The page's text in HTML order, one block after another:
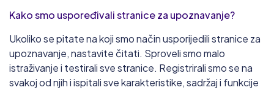
217 000 samci 30+idealno doba
BezObaveza.com
Kako smo uspoređivali stranice za upoznavanje?
Ukoliko se pitate na koji smo način usporijedili stranice za
upoznavanje, nastavite čitati. Sproveli smo malo
istraživanje i testirali sve stranice. Registrirali smo se na
svakoj od njih i ispitali sve karakteristike, sadržaj i funkcije